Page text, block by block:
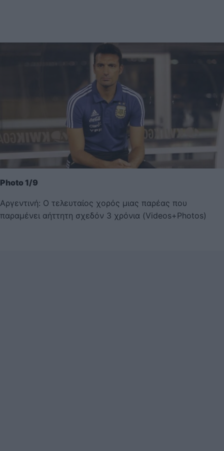
Photo 1/9
Αργεντινή: Ο τελευταίος χορός μιας παρέας που
παραμένει αήττητη σχεδόν 3 χρόνια (Videos+Photos)